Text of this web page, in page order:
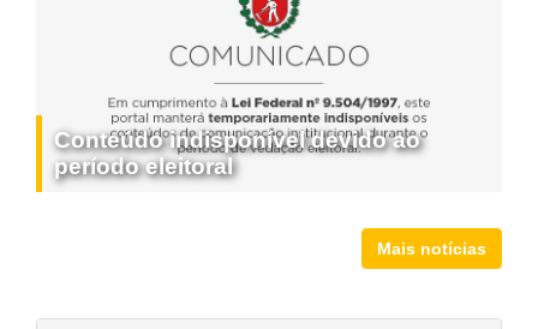
Conteúdo indisponível devido ao
período eleitoral
Mais notícias